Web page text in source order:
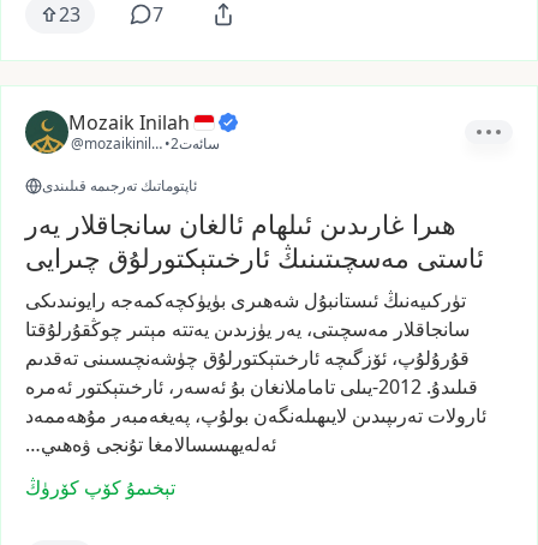
23 7
Mozaik Inilah
@mozaikinilah• 2سائەت
ئاپتوماتىك تەرجىمە قىلىندى
ھىرا غارىدىن ئىلھام ئالغان سانجاقلار يەر
ئاستى مەسچىتىنىڭ ئارخىتېكتورلۇق چىرايى
تۈركىيەنىڭ ئىستانبۇل شەھىرى بۈيۈكچەكمەجە رايونىدىكى
سانجاقلار مەسچىتى، يەر يۈزىدىن يەتتە مېتىر چوڭقۇرلۇقتا
قۇرۇلۇپ، ئۆزگىچە ئارخىتېكتورلۇق چۈشەنچىسىنى تەقدىم
قىلىدۇ. 2012-يىلى تاماملانغان بۇ ئەسەر، ئارخىتېكتور ئەمرە
ئارولات تەرىپىدىن لايىھىلەنگەن بولۇپ، پەيغەمبەر مۇھەممەد
ئەلەيھىسسالامغا تۇنجى ۋەھىي…
تېخىمۇ كۆپ كۆرۈڭ